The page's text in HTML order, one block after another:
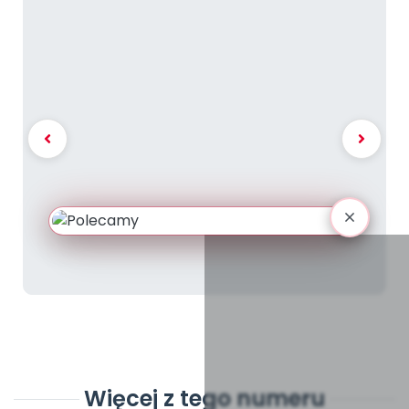
Więcej z tego numeru